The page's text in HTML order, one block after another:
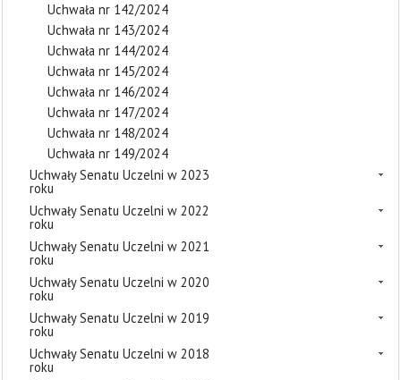
Uchwała nr 142/2024
Uchwała nr 143/2024
Uchwała nr 144/2024
Uchwała nr 145/2024
Uchwała nr 146/2024
Uchwała nr 147/2024
Uchwała nr 148/2024
Uchwała nr 149/2024
Uchwały Senatu Uczelni w 2023
roku
Uchwały Senatu Uczelni w 2022
roku
Uchwały Senatu Uczelni w 2021
roku
Uchwały Senatu Uczelni w 2020
roku
Uchwały Senatu Uczelni w 2019
roku
Uchwały Senatu Uczelni w 2018
roku